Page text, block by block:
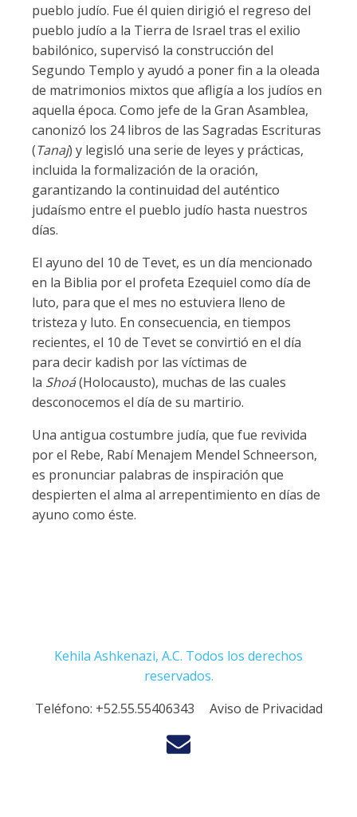
pueblo judío. Fue él quien dirigió el regreso del
pueblo judío a la Tierra de Israel tras el exilio
babilónico, supervisó la construcción del
Segundo Templo y ayudó a poner fin a la oleada
de matrimonios mixtos que afligía a los judíos en
aquella época. Como jefe de la Gran Asamblea,
canonizó los 24 libros de las Sagradas Escrituras
(Tanaj) y legisló una serie de leyes y prácticas,
incluida la formalización de la oración,
garantizando la continuidad del auténtico
judaísmo entre el pueblo judío hasta nuestros
días.
El ayuno del 10 de Tevet, es un día mencionado
en la Biblia por el profeta Ezequiel como día de
luto, para que el mes no estuviera lleno de
tristeza y luto. En consecuencia, en tiempos
recientes, el 10 de Tevet se convirtió en el día
para decir kadish por las víctimas de
la Shoá(Holocausto), muchas de las cuales
desconocemos el día de su martirio.
Una antigua costumbre judía, que fue revivida
por el Rebe, Rabí Menajem Mendel Schneerson,
es pronunciar palabras de inspiración que
despierten el alma al arrepentimiento en días de
ayuno como éste.
Kehila Ashkenazi, A.C. Todos los derechos
reservados.
Teléfono: +52.55.55406343 Aviso de Privacidad